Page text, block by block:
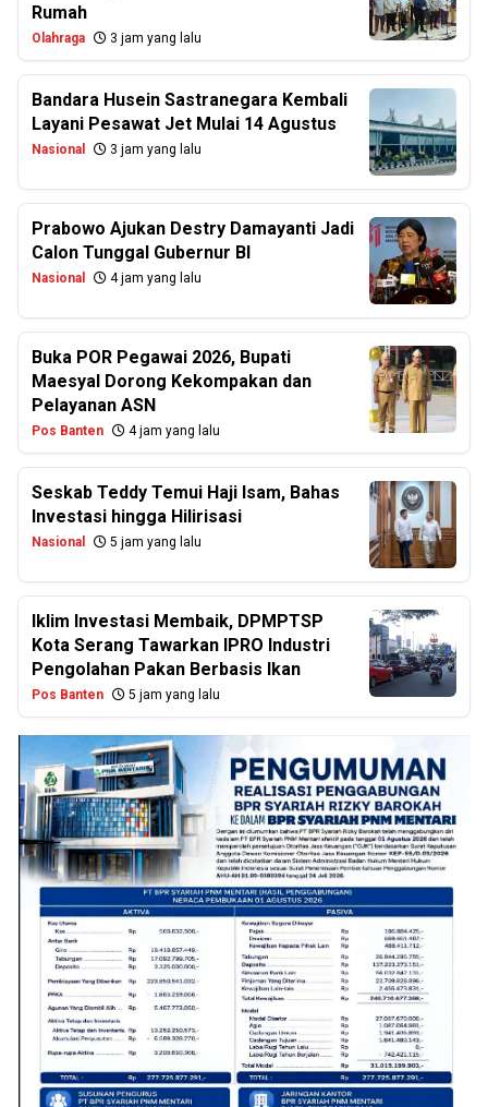
Rumah
Olahraga 3 jam yang lalu
Bandara Husein Sastranegara Kembali
Layani Pesawat Jet Mulai 14 Agustus
Nasional 3 jam yang lalu
Prabowo Ajukan Destry Damayanti Jadi
Calon Tunggal Gubernur BI
Nasional 4 jam yang lalu
Buka POR Pegawai 2026, Bupati
Maesyal Dorong Kekompakan dan
Pelayanan ASN
Pos Banten 4 jam yang lalu
Seskab Teddy Temui Haji Isam, Bahas
Investasi hingga Hilirisasi
Nasional 5 jam yang lalu
Iklim Investasi Membaik, DPMPTSP
Kota Serang Tawarkan IPRO Industri
Pengolahan Pakan Berbasis Ikan
Pos Banten 5 jam yang lalu